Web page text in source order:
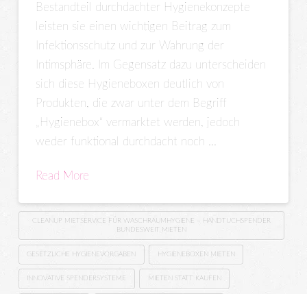
Bestandteil durchdachter Hygienekonzepte
leisten sie einen wichtigen Beitrag zum
Infektionsschutz und zur Wahrung der
Intimsphäre. Im Gegensatz dazu unterscheiden
sich diese Hygieneboxen deutlich von
Produkten, die zwar unter dem Begriff
„Hygienebox“ vermarktet werden, jedoch
weder funktional durchdacht noch …
Read More
CLEANUP MIETSERVICE FÜR WASCHRAUMHYGIENE – HANDTUCHSPENDER
BUNDESWEIT MIETEN
GESETZLICHE HYGIENEVORGABEN HYGIENEBOXEN MIETEN
INNOVATIVE SPENDERSYSTEME MIETEN STATT KAUFEN